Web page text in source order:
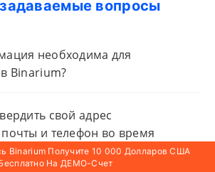
вопросы
необходима для
Binarium?
свой адрес
и телефон во время
Binarium?
Binarium Получите 10 000 Долларов США
На ДЕМО-Счет